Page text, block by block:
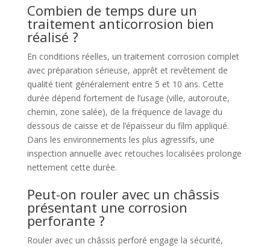
Combien de temps dure un
traitement anticorrosion bien
réalisé ?
En conditions réelles, un traitement corrosion complet
avec préparation sérieuse, apprêt et revêtement de
qualité tient généralement entre 5 et 10 ans. Cette
durée dépend fortement de l’usage (ville, autoroute,
chemin, zone salée), de la fréquence de lavage du
dessous de caisse et de l’épaisseur du film appliqué.
Dans les environnements les plus agressifs, une
inspection annuelle avec retouches localisées prolonge
nettement cette durée.
Peut-on rouler avec un châssis
présentant une corrosion
perforante ?
Rouler avec un châssis perforé engage la sécurité,